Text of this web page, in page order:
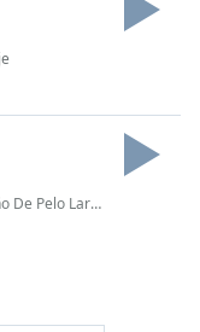
Largo ( Vivo )